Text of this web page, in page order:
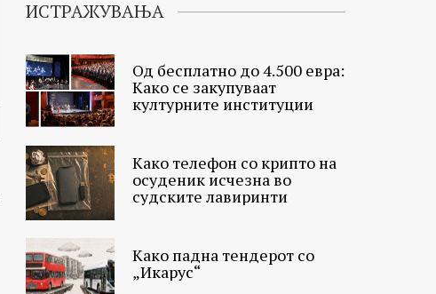
ИСТРАЖУВАЊА
Од бесплатно до 4.500 евра:
Како се закупуваат
културните институции
Како телефон со крипто на
осуденик исчезна во
судските лавиринти
Како падна тендерот со
„Икарус“